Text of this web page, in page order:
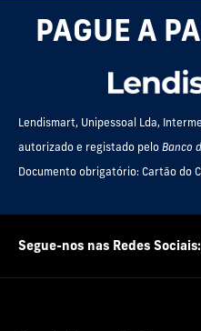
PAGUE A
Lendismart, Unipessoal Lda,
autorizado e registado pelo Banco
Documento obrigatório: Cartão do
Segue-nos nas Redes Sociais: